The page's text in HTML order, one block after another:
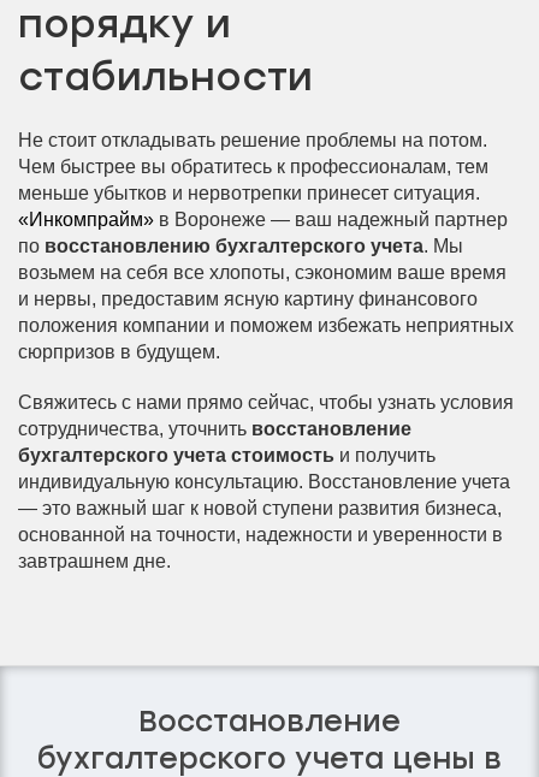
порядку и
стабильности
Не стоит откладывать решение проблемы на потом.
Чем быстрее вы обратитесь к профессионалам, тем
меньше убытков и нервотрепки принесет ситуация.
«Инкомпрайм» в Воронеже — ваш надежный партнер
по восстановлению бухгалтерского учета. Мы
возьмем на себя все хлопоты, сэкономим ваше время
и нервы, предоставим ясную картину финансового
положения компании и поможем избежать неприятных
сюрпризов в будущем.
Свяжитесь с нами прямо сейчас, чтобы узнать условия
сотрудничества, уточнить восстановление
бухгалтерского учета стоимость и получить
индивидуальную консультацию. Восстановление учета
— это важный шаг к новой ступени развития бизнеса,
основанной на точности, надежности и уверенности в
завтрашнем дне.
Восстановление
бухгалтерского учета цены в